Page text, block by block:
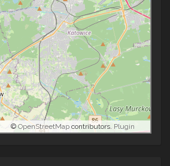
© OpenStreetMap contributors. Plugin